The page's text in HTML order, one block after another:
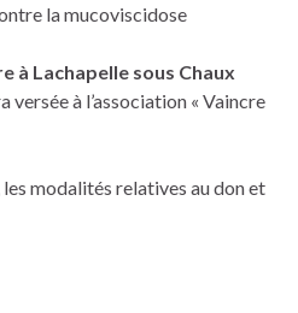
la mucoviscidose
à Lachapelle sous Chaux
versée à l’association « Vaincre
modalités relatives au don et